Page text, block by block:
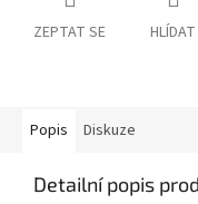
ZEPTAT SE HLÍDAT
Popis Diskuze
Detailní popis